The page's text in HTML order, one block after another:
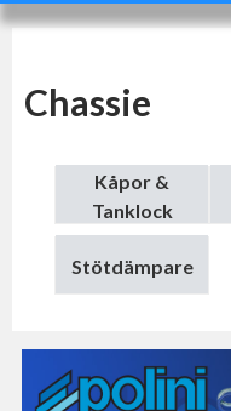
Chassie
Kåpor &
Tanklock
Stötdämpare